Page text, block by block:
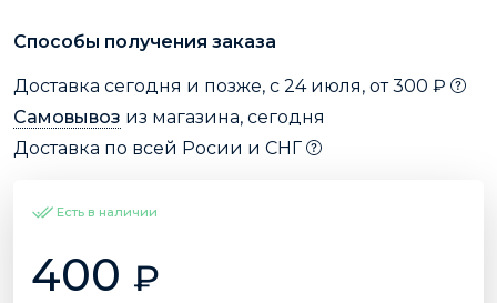
Способы получения заказа
Доставка сегодня и позже, с 24 июля, от 300 ₽
Самовывоз из магазина, сегодня
Доставка по всей Росии и СНГ
Есть в наличии
400 ₽